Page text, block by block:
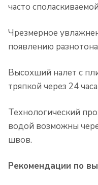
часто
Чрезмерное
появлению
Высохший налет с
тряпкой через 24
Технологический
водой возможны
швов.
Рекомендации по